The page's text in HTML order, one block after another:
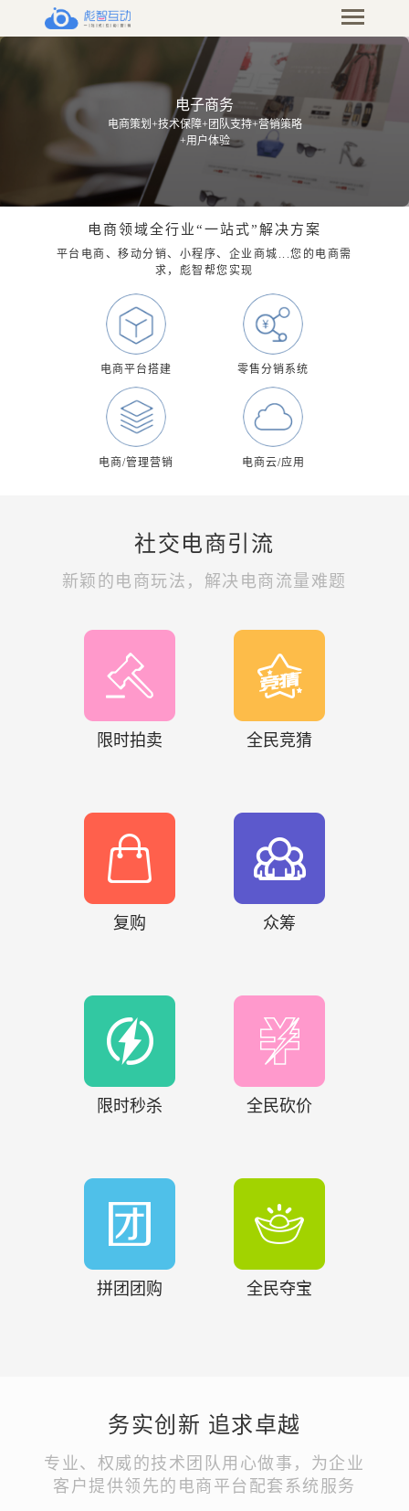
电子商务
电商策划+技术保障+团队支持+营销策略
+用户体验
电商领域全行业“一站式”解决方案
平台电商、移动分销、小程序、企业商城...您的电商需
求，彪智帮您实现
电商平台搭建 零售分销系统
电商/管理营销 电商云/应用
社交电商引流
新颖的电商玩法，解决电商流量难题
限时拍卖
复购
限时秒杀
拼团团购
全民竞猜
众筹
全民砍价
全民夺宝
务实创新 追求卓越
专业、权威的技术团队用心做事，为企业
客户提供领先的电商平台配套系统服务